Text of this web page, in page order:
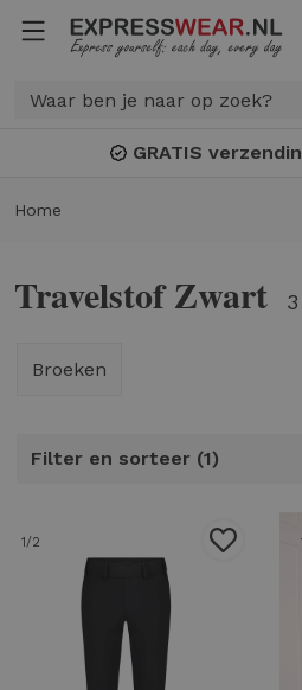
GRATIS
Home
Travelstof Zwart
Broeken
Filter en sorteer 1
1/2 1